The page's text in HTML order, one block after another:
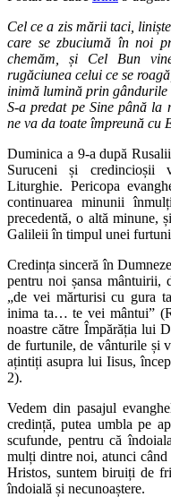
Cel ce a zis mării taci,
care se zbuciumă în noi
chemăm, și Cel Bun
rugăciunea celui ce se
inimă lumină prin gândurile
S-a predat pe Sine până la
ne va da toate împreună cu
Duminica a 9-a după
Suruceni și credincioșii
Liturghie. Pericopa
continuarea minunii
precedentă, o altă minu­ne,
Galileii în timpul unei furtuni
Credința sinceră în
pentru noi șansa mântuirii,
„de vei mărturisi cu gura
inima ta… te vei mântui”
noastre către Împărăția lui
de furtunile, de vânturile și
ațintiți asupra lui Iisus,
2).
Vedem din pasajul
credință, putea umbla pe
scufunde, pentru că
mulți dintre noi, atunci
Hristos, suntem biruiți de
îndoială și necunoaștere.